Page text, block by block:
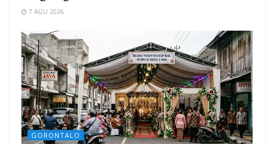
7 AGU 2026
GORONTALO